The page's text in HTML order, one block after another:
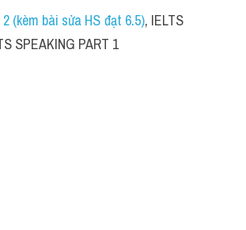
(kèm bài sửa HS đạt 6.5), IELTS
SPEAKING PART 1